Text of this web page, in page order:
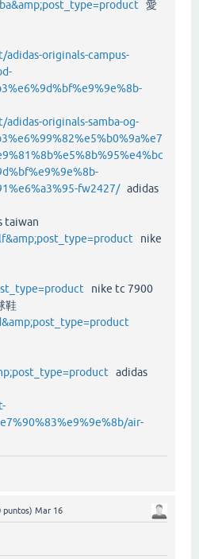
愛
originals-campus-
originals-samba-og-
fw2427/adidas
taiwan
nike
nike tc 7900
鞋
adidas
air-
puntos) Mar 16